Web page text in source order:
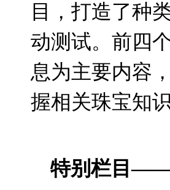
目，打造了种
动测试。前四
息为主要内容
握相关珠宝知
特别栏目